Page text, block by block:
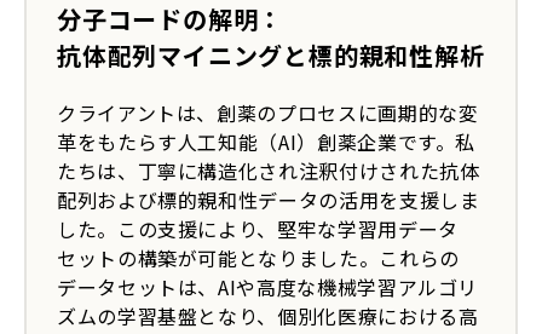
分子コードの解明：
抗体配列マイニングと標的親和性解析
クライアントは、創薬のプロセスに画期的な変
革をもたらす人工知能（AI）創薬企業です。私
たちは、丁寧に構造化され注釈付けされた抗体
配列および標的親和性データの活用を支援しま
した。この支援により、堅牢な学習用データ
セットの構築が可能となりました。これらの
データセットは、AIや高度な機械学習アルゴリ
ズムの学習基盤となり、個別化医療における高